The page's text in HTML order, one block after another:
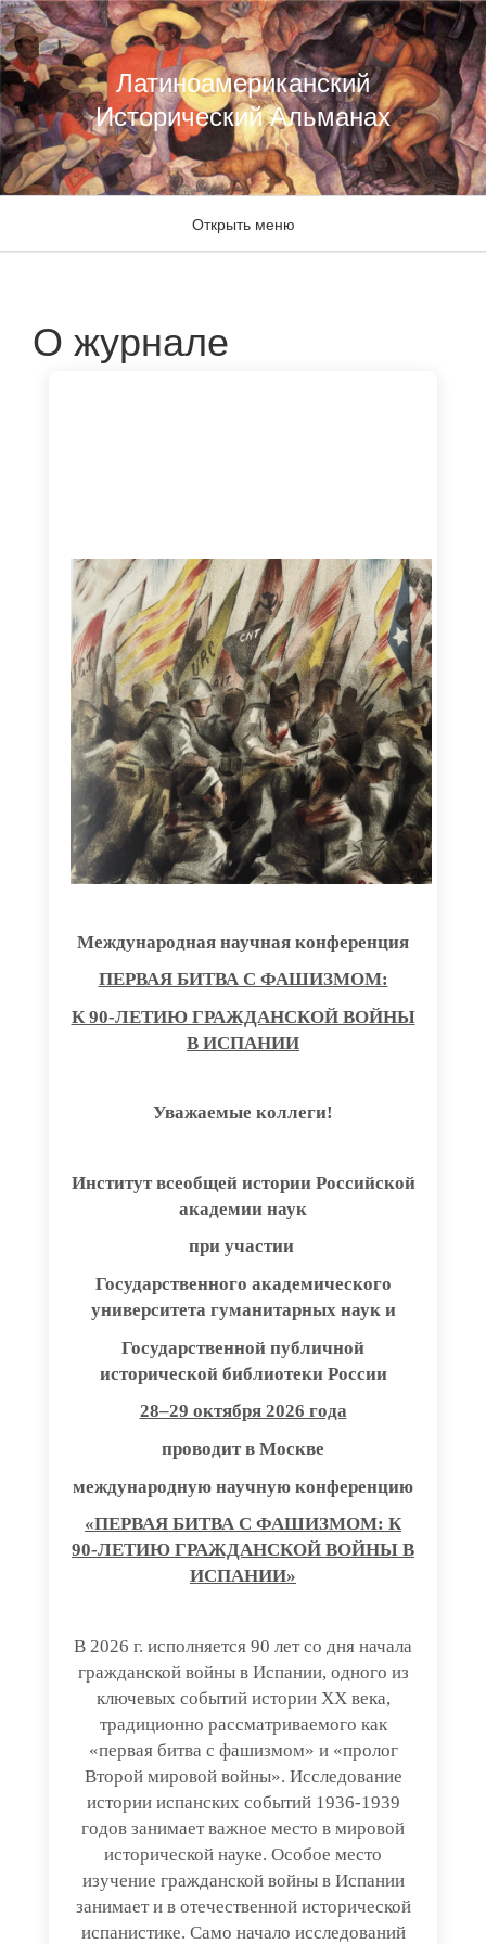
Латиноамериканский
Исторический Альманах
Открыть меню
О журнале
Международная научная конференция
ПЕРВАЯ БИТВА С ФАШИЗМОМ:
К 90-ЛЕТИЮ ГРАЖДАНСКОЙ ВОЙНЫ
В ИСПАНИИ
Уважаемые коллеги!
Институт всеобщей истории Российской
академии наук
при участии
Государственного академического
университета гуманитарных наук и
Государственной публичной
исторической библиотеки России
28–29 октября 2026 года
проводит в Москве
международную научную конференцию
«ПЕРВАЯ БИТВА С ФАШИЗМОМ: К
90-ЛЕТИЮ ГРАЖДАНСКОЙ ВОЙНЫ В
ИСПАНИИ»
В 2026 г. исполняется 90 лет со дня начала
гражданской войны в Испании, одного из
ключевых событий истории ХХ века,
традиционно рассматриваемого как
«первая битва с фашизмом» и «пролог
Второй мировой войны». Исследование
истории испанских событий 1936-1939
годов занимает важное место в мировой
исторической науке. Особое место
изучение гражданской войны в Испании
занимает и в отечественной исторической
испанистике. Само начало исследований